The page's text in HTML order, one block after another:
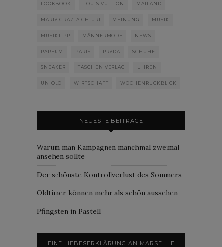
LOOKBOOK LOUIS VUITTON MAILAND
MARIA GRAZIA CHIURI MEINUNG MUSIK
MUSIKTIPP MÄNNERMODE NEWS
PARFUM PARIS PRADA SCHUHE
SNEAKER TASCHEN VERLAG UHREN
UNIQLO WIRTSCHAFT WOCHENRÜCKBLICK
NEUESTE BEITRÄGE
Warum man Kampagnen manchmal zweimal
ansehen sollte
Der schönste Kontrollverlust des Sommers
Oldtimer können mehr als schön aussehen
Pfingsten in Pastell
EINE LIEBESERKLÄRUNG AN MARSEILLE